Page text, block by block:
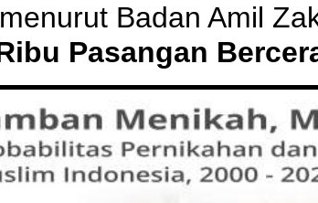
Badan Amil
Pasangan